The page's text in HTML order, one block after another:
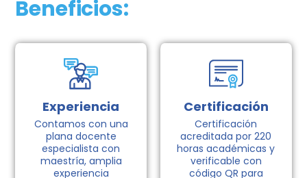
Beneficios:
Experiencia
Contamos con una
plana docente
especialista con
maestría, amplia
experiencia
Certificación
Certificación
acreditada por 220
horas académicas y
verificable con
código QR para